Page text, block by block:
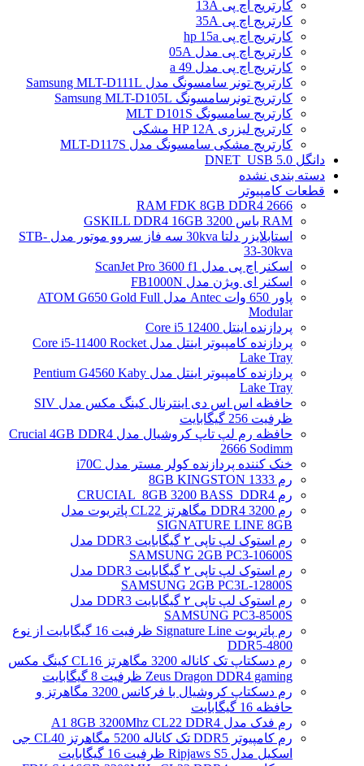
کارتریج اچ پی 13A
کارتریج اچ پی 35A
کارتریج اچ پی hp 15a
کارتریج اچ پی مدل 05A
کارتریج اچ پی مدل 49 a
کارتریج تونر سامسونگ مدل Samsung MLT-D111L
کارتریج تونرسامسونگ Samsung MLT-D105L
کارتریج سامسونگ MLT D101S
کارتریج لیزری HP 12A مشکی
کارتریج مشکی سامسونگ مدل MLT-D117S
دانگل DNET_USB 5.0
دسته بندی نشده
قطعات کامپیوتر
RAM FDK 8GB DDR4 2666
RAM باس 3200 GSKILL DDR4 16GB
استابلایزر دلتا 30kva سه فاز سروو موتور مدل STB-
33-30kva
اسکنر اچ پی مدل ScanJet Pro 3600 f1
اسکنر ای ویژن مدل FB1000N
پاور 650 وات Antec مدل ATOM G650 Gold Full
Modular
پردازنده اینتل Core i5 12400
پردازنده کامپیوتر اینتل مدل Core i5-11400 Rocket
Lake Tray
پردازنده کامپیوتر اینتل مدل Pentium G4560 Kaby
Lake Tray
حافظه اس اس دی اینترنال کینگ مکس مدل SIV
ظرفیت 256 گیگابایت
حافظه رم لپ تاپ کروشیال مدل Crucial 4GB DDR4
2666 Sodimm
خنک کننده پردازنده کولر مستر مدل i70C
رم 1333 8GB KINGSTON
رم CRUCIAL_8GB 3200 BASS_DDR4
رم DDR4 3200 مگاهرتز CL22 پاتریوت مدل
SIGNATURE LINE 8GB
رم استوک لپ تاپی ۲ گیگابایت DDR3 مدل
SAMSUNG 2GB PC3-10600S
رم استوک لپ تاپی ۲ گیگابایت DDR3 مدل
SAMSUNG 2GB PC3L-12800S
رم استوک لپ تاپی ۲ گیگابایت DDR3 مدل
SAMSUNG PC3-8500S
رم پاتریوت Signature Line ظرفیت 16 گیگابایت از نوع
DDR5-4800
رم دسکتاپ تک کاناله 3200 مگاهرتز CL16 کینگ مکس
Zeus Dragon DDR4 gaming ظرفیت 8 گیگابایت
رم دسکتاپ کروشیال با فرکانس 3200 مگاهرتز و
حافظه 16 گیگابایت
رم فدک مدل A1 8GB 3200Mhz CL22 DDR4
رم کامپیوتر DDR5 تک کاناله 5200 مگاهرتز CL40 جی
اسکیل مدل Ripjaws S5 ظرفیت 16 گیگابایت